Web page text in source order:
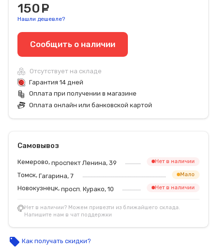
150
Нашли дешевле?
Сообщить o наличии
Отсутствует на складе
Гарантия 14 дней
Оплата при получении в магазине
Оплата онлайн или банковской картой
Самовывоз
Кемерово, проспект Ленина, 39 Нет в наличии
Томск, Гагарина, 7 Мало
Новокузнецк, просп. Курако, 10 Нет в наличии
Нет в наличии? Можем привезти из ближайшего склада.
Напишите нам в чат поддержки
local_offer Как получать скидки?